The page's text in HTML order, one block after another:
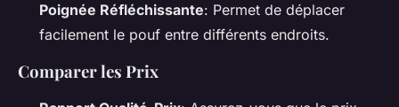
Poignée Réfléchissante: Permet de déplacer
facilement le pouf entre différents endroits.
Comparer les Prix